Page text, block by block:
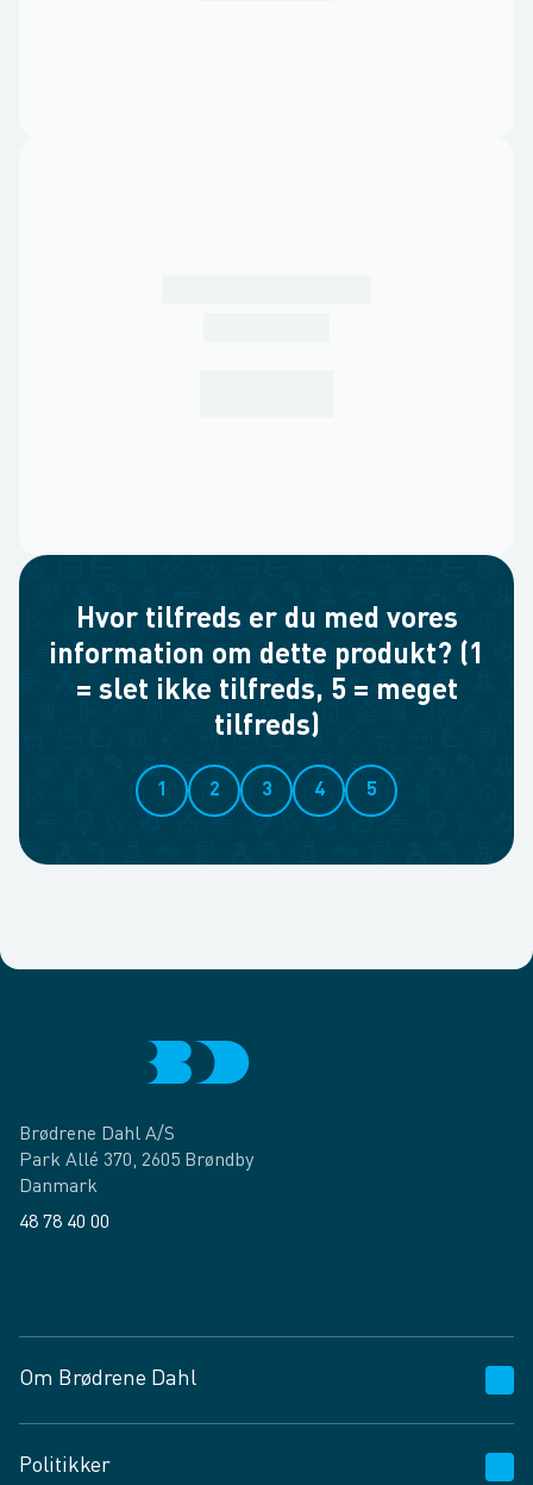
Hvor tilfreds er du med vores
information om dette produkt? (1
= slet ikke tilfreds, 5 = meget
tilfreds)
1 2 3 4 5
Brødrene Dahl A/S
Park Allé 370, 2605 Brøndby
Danmark
48 78 40 00
Om Brødrene Dahl
Vagttelefon 30 10 89 89
Politikker